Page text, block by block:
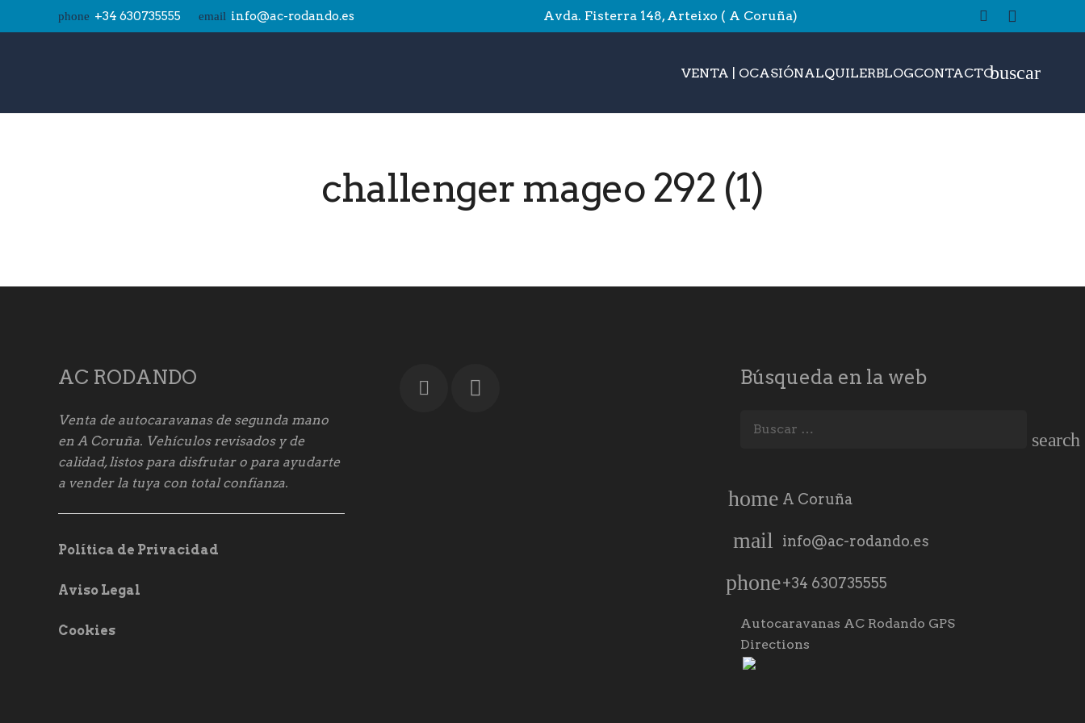
phone +34 630735555 email info@ac-rodando.es Avda. Fisterra 148, Arteixo ( A Coruña)
VENTA | OCASIÓNALQUILERBLOGCONTACTObuscar
challenger mageo 292 (1)
AC RODANDO
Venta de autocaravanas de segunda mano
en A Coruña. Vehículos revisados y de
calidad, listos para disfrutar o para ayudarte
a vender la tuya con total confianza.
Política de Privacidad
Aviso Legal
Cookies
Búsqueda en la web
home A Coruña
mail info@ac-rodando.es
phone+34 630735555
Autocaravanas AC Rodando GPS
Directions